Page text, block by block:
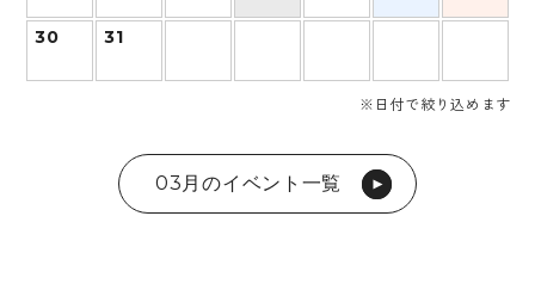
30 31
※日付で絞り込めます
03月のイベント一覧